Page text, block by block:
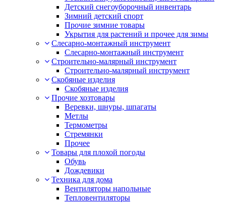
Детский снегоуборочный инвентарь
Зимний детский спорт
Прочие зимние товары
Укрытия для растений и прочее для зимы
Слесарно-монтажный инструмент
Слесарно-монтажный инструмент
Строительно-малярный инструмент
Строительно-малярный инструмент
Скобяные изделия
Скобяные изделия
Прочие хозтовары
Веревки, шнуры, шпагаты
Метлы
Термометры
Стремянки
Прочее
Товары для плохой погоды
Обувь
Дождевики
Техника для дома
Вентиляторы напольные
Тепловентиляторы